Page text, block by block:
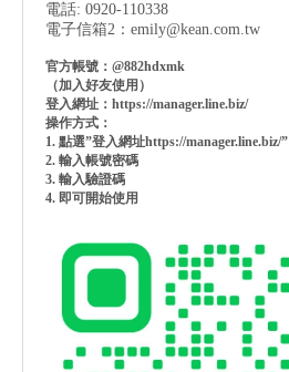
電話: 0920-110338
電子信箱2： emily@kean.com.tw
官方帳號：@882hdxmk
（加入好友使用）
登入網址：https://manager.line.biz/
操作方式：
1. 點選”登入網址https://manager.line.biz/”
2. 輸入帳號密碼
3. 輸入驗證碼
4. 即可開始使用